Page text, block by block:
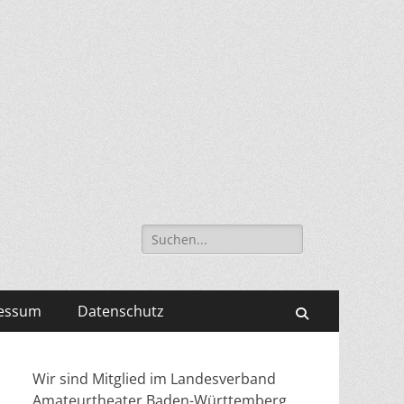
Suche
nach:
Datenschutz
Wir sind Mitglied im Landesverband